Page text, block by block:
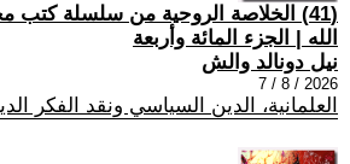
(41) الخلاصة الروحية من سلسلة كتب
الله | الجزء المائة وأربعة
نيل دونالد والش
2026 / 8 / 7
العلمانية، الدين السياسي ونقد الفكر